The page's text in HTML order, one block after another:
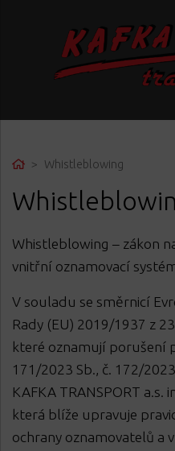
HomeWhistleblowing
Whistleblowing – zákon
vnitřní oznamovací
V souladu se směrnicí
Rady (EU) 2019/1937 z
které oznamují porušení
171/2023 Sb., č. 172/
KAFKA TRANSPORT a.s.
která blíže upravuje
ochrany oznamovatelů a